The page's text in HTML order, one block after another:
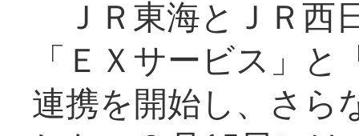
ＪＲ東海とＪＲ西
「ＥＸサービス」
連携を開始し、さら